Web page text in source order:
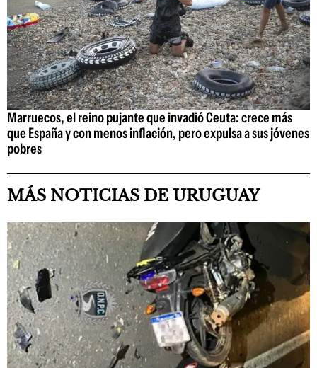
Marruecos, el reino pujante que invadió Ceuta: crece más
que España y con menos inflación, pero expulsa a sus jóvenes
pobres
MÁS NOTICIAS DE URUGUAY